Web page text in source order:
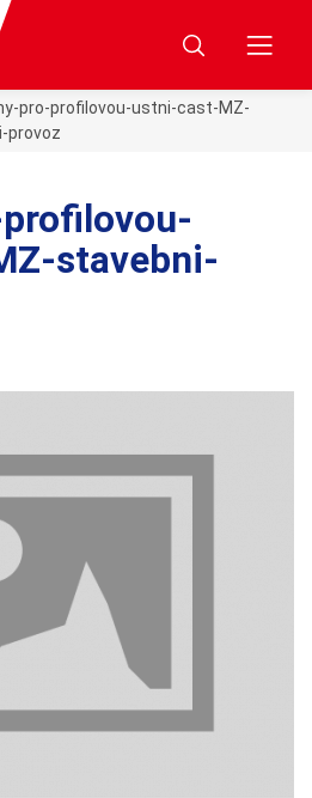
pro-profilovou-ustni-cast-MZ-
provoz
stavebni-
Nezbytné
Tyto
soubory
cookie
nejsou
volitelné.
pro
fungování